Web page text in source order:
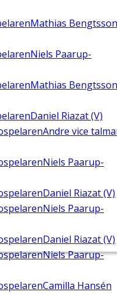
Mathias Bengtsson
Niels Paarup-
Mathias Bengtsson
Daniel Riazat (V)
Andre vice
Niels Paarup-
Daniel Riazat (V)
Niels Paarup-
Daniel Riazat (V)
Niels Paarup-
Camilla Hansén